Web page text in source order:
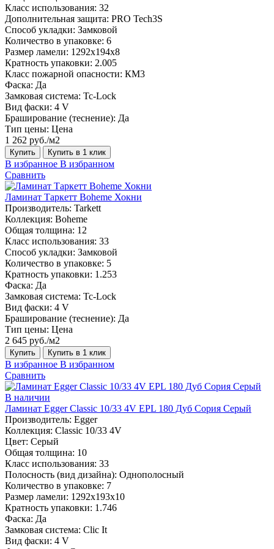
Класс использования: 32
Дополнительная защита: PRO Tech3S
Способ укладки: Замковой
Количество в упаковке: 6
Размер ламели: 1292х194х8
Кратность упаковки: 2.005
Класс пожарной опасности: КМ3
Фаска: Да
Замковая система: Tc-Lock
Вид фаски: 4 V
Браширование (теснение): Да
Тип цены: Цена
1 262 руб./м2
Купить Купить в 1 клик
В избранное В избранном
Сравнить
Ламинат Таркетт Boheme Хокни
Производитель: Tarkett
Коллекция: Boheme
Общая толщина: 12
Класс использования: 33
Способ укладки: Замковой
Количество в упаковке: 5
Кратность упаковки: 1.253
Фаска: Да
Замковая система: Tc-Lock
Вид фаски: 4 V
Браширование (теснение): Да
Тип цены: Цена
2 645 руб./м2
Купить Купить в 1 клик
В избранное В избранном
Сравнить
В наличии
Ламинат Egger Classic 10/33 4V EPL 180 Дуб Сория Серый
Производитель: Egger
Коллекция: Classic 10/33 4V
Цвет: Серый
Общая толщина: 10
Класс использования: 33
Полосность (вид дизайна): Однополосный
Количество в упаковке: 7
Размер ламели: 1292х193х10
Кратность упаковки: 1.746
Фаска: Да
Замковая система: Clic It
Вид фаски: 4 V